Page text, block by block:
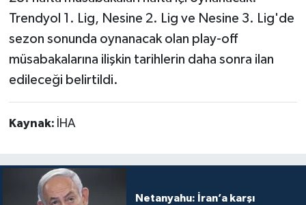
Trendyol 1. Lig, Nesine 2. Lig ve Nesine 3. Lig'de
sezon sonunda oynanacak olan play-off
müsabakalarına ilişkin tarihlerin daha sonra ilan
edileceği belirtildi.
Kaynak: İHA
Netanyahu: İran’a karşı